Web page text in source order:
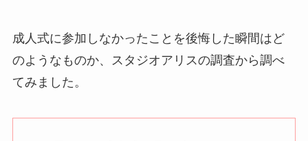
成人式に参加しなかったことを後悔した瞬間はど
のようなものか、スタジオアリスの調査から調べ
てみました。